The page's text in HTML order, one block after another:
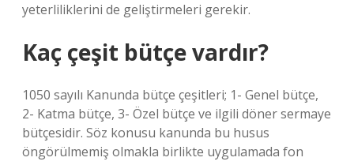
yeterliliklerini de geliştirmeleri gerekir.
Kaç çeşit bütçe vardır?
1050 sayılı Kanunda bütçe çeşitleri; 1- Genel bütçe,
2- Katma bütçe, 3- Özel bütçe ve ilgili döner sermaye
bütçesidir. Söz konusu kanunda bu husus
öngörülmemiş olmakla birlikte uygulamada fon